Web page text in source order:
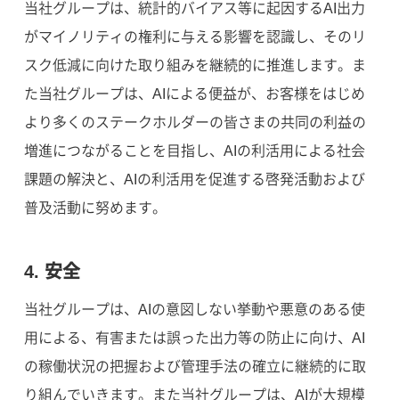
当社グループは、統計的バイアス等に起因するAI出力
がマイノリティの権利に与える影響を認識し、そのリ
スク低減に向けた取り組みを継続的に推進します。ま
た当社グループは、AIによる便益が、お客様をはじめ
より多くのステークホルダーの皆さまの共同の利益の
増進につながることを目指し、AIの利活用による社会
課題の解決と、AIの利活用を促進する啓発活動および
普及活動に努めます。
4. 安全
当社グループは、AIの意図しない挙動や悪意のある使
用による、有害または誤った出力等の防止に向け、AI
の稼働状況の把握および管理手法の確立に継続的に取
り組んでいきます。また当社グループは、AIが大規模